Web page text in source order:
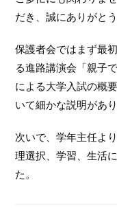
だき、誠にありがと
保護者会ではまず最
る進路講演会「親子
による大学入試の概
いて細かな説明があり
次いで、学年主任よ
理選択、学習、生活
た。